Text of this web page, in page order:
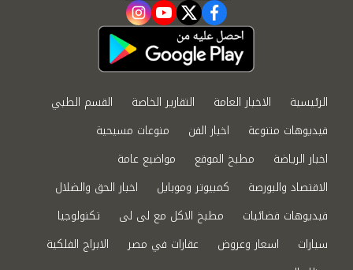
facebook
twitter
youtube
instagram
الرئيسية الاخبار العامة التقارير الخاصة
القسم الطبي
فيديوهات متنوعة
اخبار الفن
منوعات مسيحية
اخبار الرياضة
مطبخ الموقع
مواضيع عامة
الاقتصاد والبورصة
كمبيوتر وموبايل
اخبار الحق والضلال
فيديوهات فضائيات
مطبخ الاكل مع لى لى
تكنولوجيا
سيارات
اسعار وعروض عقارات في مصر
الابراج الفلكية